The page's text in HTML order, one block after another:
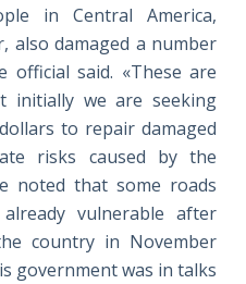
in Central America,
also damaged a number
official said. «These are
initially we are seeking
to repair damaged
risks caused by the
noted that some roads
vulnerable after
country in November
government was in talks